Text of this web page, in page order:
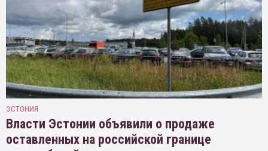
ЭСТОНИЯ
Власти Эстонии объявили о продаже
оставленных на российской границе